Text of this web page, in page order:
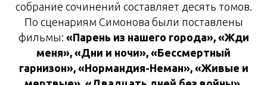
собрание сочинений составляет десять томов.
По сценариям Симонова были поставлены
фильмы: «Парень из нашего города», «Жди
меня», «Дни и ночи», «Бессмертный
гарнизон», «Нормандия-Неман», «Живые и